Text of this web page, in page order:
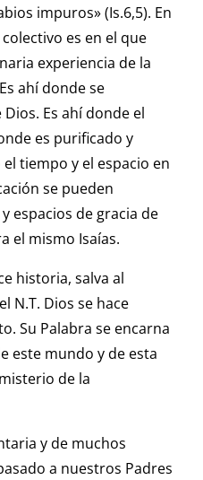
impuros» (Is.6,5). En
es en el que
experiencia de la
ahí donde se
Es ahí donde el
es purificado y
tiempo y el espacio en
se pueden
espacios de gracia de
el mismo Isaías.
historia, salva al
N.T. Dios se hace
Su Palabra se encarna
este mundo y de esta
de la
y de muchos
a nuestros Padres